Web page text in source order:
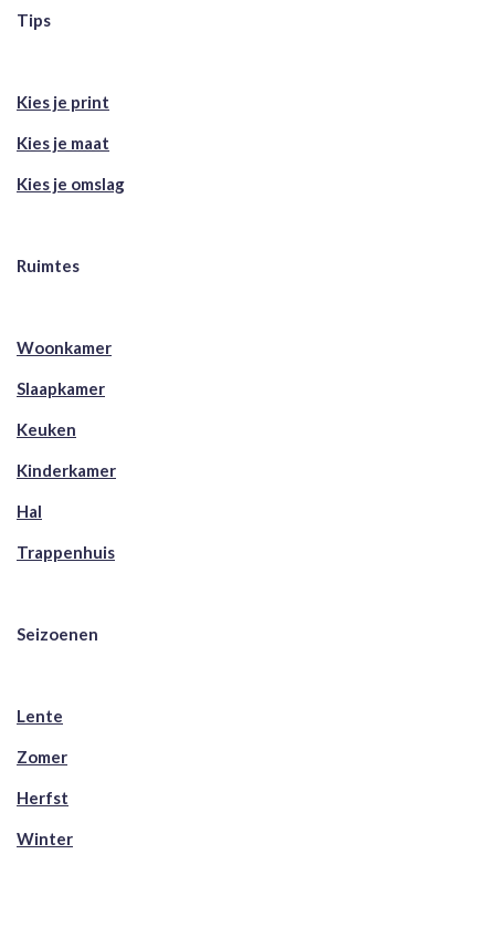
Tips
Kies je print
Kies je maat
Kies je omslag
Ruimtes
Woonkamer
Slaapkamer
Keuken
Kinderkamer
Hal
Trappenhuis
Seizoenen
Lente
Zomer
Herfst
Winter